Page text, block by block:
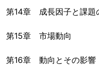
第14章 成長因子と課題
第15章 市場動向
第16章 動向とその影響